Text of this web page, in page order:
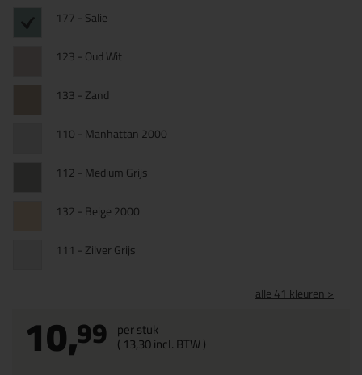
177 - Salie
123 - Oud Wit
133 - Zand
110 - Manhattan 2000
112 - Medium Grijs
132 - Beige 2000
111 - Zilver Grijs
alle 41 kleuren >
10,99 per stuk
( 13,30incl. BTW )